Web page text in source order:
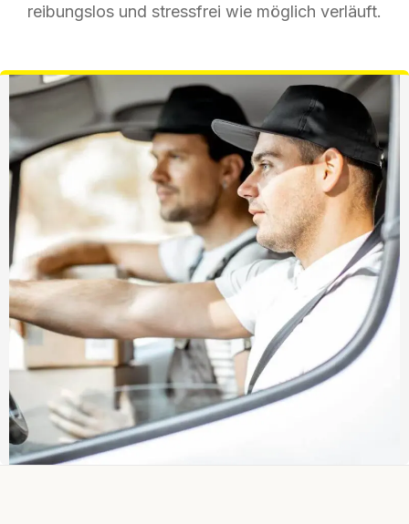
reibungslos und stressfrei wie möglich verläuft.